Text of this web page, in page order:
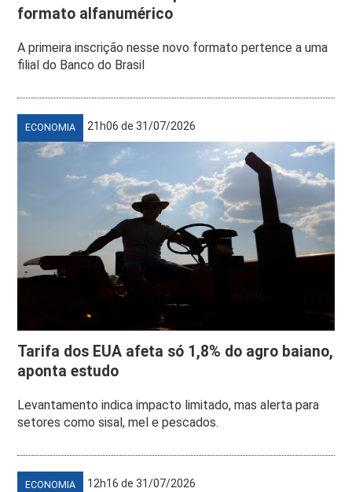
formato alfanumérico
A primeira inscrição nesse novo formato pertence a uma
filial do Banco do Brasil
ECONOMIA 21h06 de 31/07/2026
Tarifa dos EUA afeta só 1,8% do agro baiano,
aponta estudo
Levantamento indica impacto limitado, mas alerta para
setores como sisal, mel e pescados.
ECONOMIA 12h16 de 31/07/2026